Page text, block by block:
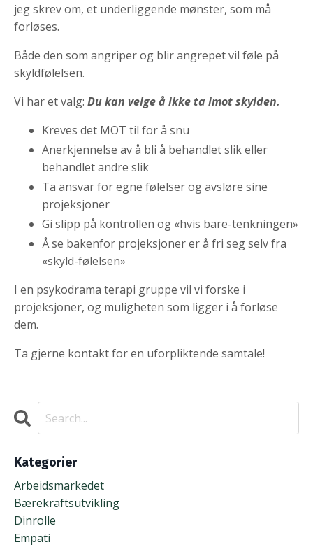
jeg skrev om, et underliggende mønster, som må
forløses.
Både den som angriper og blir angrepet vil føle på
skyldfølelsen.
Vi har et valg: Du kan velge å ikke ta imot skylden.
Kreves det MOT til for å snu
Anerkjennelse av å bli å behandlet slik eller
behandlet andre slik
Ta ansvar for egne følelser og avsløre sine
projeksjoner
Gi slipp på kontrollen og «hvis bare-tenkningen»
Å se bakenfor projeksjoner er å fri seg selv fra
«skyld-følelsen»
I en psykodrama terapi gruppe vil vi forske i
projeksjoner, og muligheten som ligger i å forløse
dem.
Ta gjerne kontakt for en uforpliktende samtale!
Kategorier
Arbeidsmarkedet
Bærekraftsutvikling
Dinrolle
Empati